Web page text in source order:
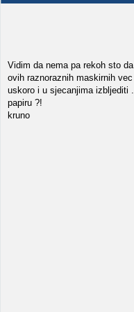
Vidim da nema pa rekoh sto
ovih raznoraznih maskirnih
uskoro i u sjecanjima izbljediti
papiru ?!
kruno